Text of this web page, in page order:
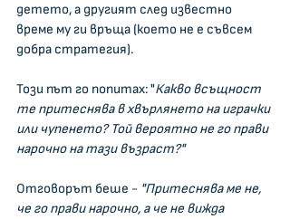
детето, а другият след известно
време му ги връща (което не е съвсем
добра стратегия).
Този път го попитах: "Какво всъщност
те притеснява в хвърлянето на играчки
или чупенето? Той вероятно не го прави
нарочно на тази възраст?"
Отговорът беше - "Притеснява ме не,
че го прави нарочно, а че не вижда